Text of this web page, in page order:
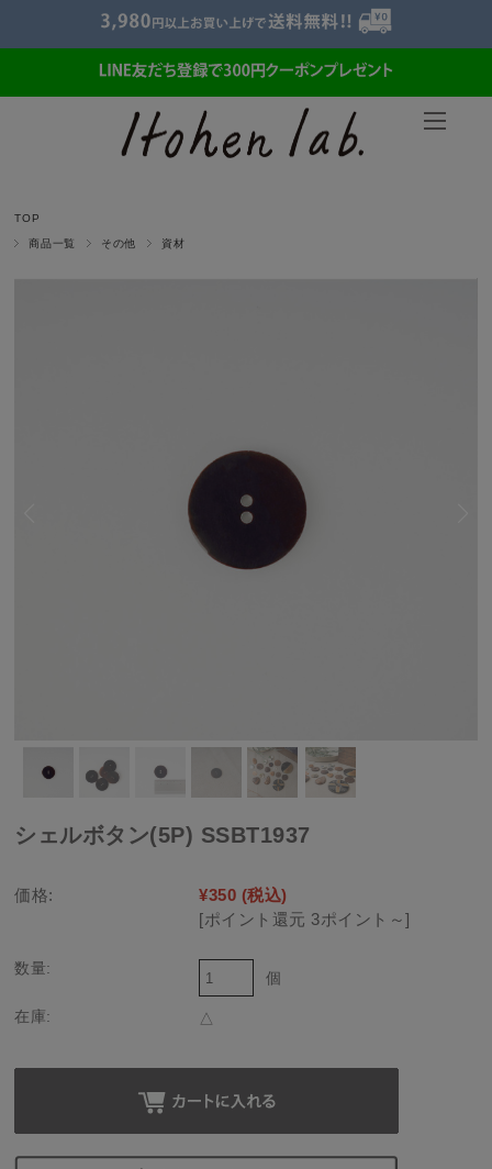
TOP
商品一覧 その他 資材
シェルボタン(5P) SSBT1937
価格: ¥350 (税込)
[ポイント還元 3ポイント～]
数量:
個
在庫: △